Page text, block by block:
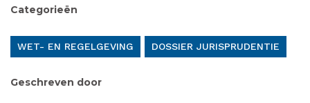
Categorieën
WET- EN REGELGEVING DOSSIER JURISPRUDENTIE
Geschreven door